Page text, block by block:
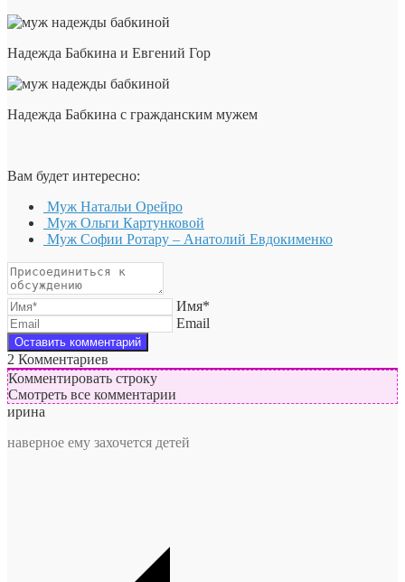
Надежда Бабкина и Евгений Гор
Надежда Бабкина с гражданским мужем
Вам будет интересно:
Муж Натальи Орейро
Муж Ольги Картунковой
Муж Софии Ротару – Анатолий Евдокименко
Имя*
Email
2 Комментариев
Комментировать строку
Смотреть все комментарии
ирина
наверное ему захочется детей